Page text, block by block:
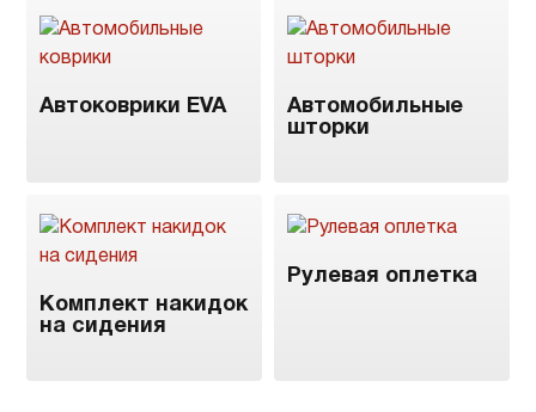
Автоковрики EVA
Автомобильные
шторки
Комплект накидок
на сидения
Рулевая оплетка